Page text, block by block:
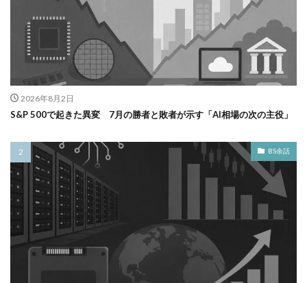
2026年8月2日
S&P 500で起きた異変 7月の勝者と敗者が示す「AI相場の次の主役」
BS余話